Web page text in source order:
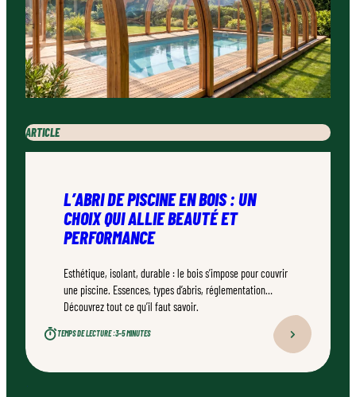
ARTICLE
L’ABRI DE PISCINE EN BOIS : UN
CHOIX QUI ALLIE BEAUTÉ ET
PERFORMANCE
Esthétique, isolant, durable : le bois s’impose pour couvrir
une piscine. Essences, types d’abris, réglementation…
Découvrez tout ce qu’il faut savoir.
TEMPS DE LECTURE :3–5 MINUTES